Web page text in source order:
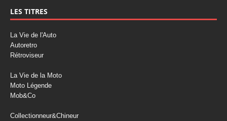
LES TITRES
La Vie de l'Auto
Autoretro
Rétroviseur
La Vie de la Moto
Moto Légende
Mob&Co
Collectionneur&Chineur